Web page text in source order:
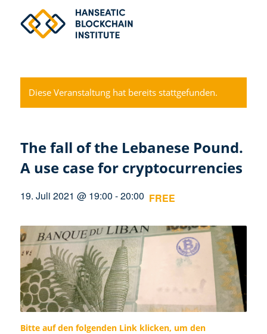
Diese Veranstaltung hat bereits stattgefunden.
The fall of the Lebanese Pound.
A use case for cryptocurrencies
19. Juli 2021 @ 19:00 -20:00 FREE
Bitte auf den folgenden Link klicken, um den